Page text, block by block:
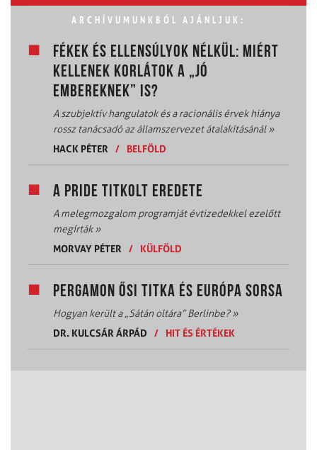
ARCHÍVUMUNKBÓL AJÁNLJUK:
FÉKEK ÉS ELLENSÚLYOK NÉLKÜL: MIÉRT
KELLENEK KORLÁTOK A „JÓ
EMBEREKNEK” IS?
A szubjektív hangulatok és a racionális érvek hiánya
rossz tanácsadó az államszervezet átalakításánál»
HACK PÉTER
/ BELFÖLD
A PRIDE TITKOLT EREDETE
A melegmozgalom programját évtizedekkel ezelőtt
megírták»
MORVAY PÉTER
/ KÜLFÖLD
PERGAMON ŐSI TITKA ÉS EURÓPA SORSA
Hogyan került a „Sátán oltára” Berlinbe?»
DR. KULCSÁR ÁRPÁD
/ HIT ÉS ÉRTÉKEK